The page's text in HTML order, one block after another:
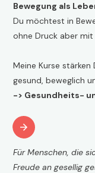
Bewegung als
Du möchtest in
ohne Druck aber mit
Meine Kurse
gesund, beweglich
-> Gesundheits-
Für Menschen, die
Freude an gesellig